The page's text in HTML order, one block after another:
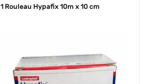
1 Rouleau Hypafix 10m x 10 cm